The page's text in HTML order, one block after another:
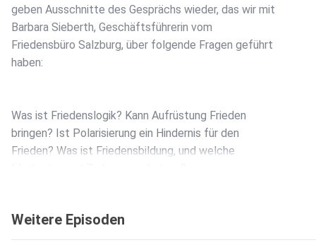
geben Ausschnitte des Gesprächs wieder, das wir mit
Barbara Sieberth, Geschäftsführerin vom
Friedensbüro Salzburg, über folgende Fragen geführt
haben:
Was ist Friedenslogik? Kann Aufrüstung Frieden
bringen? Ist Polarisierung ein Hindernis für den
Frieden? Was ist Friedensbildung, und welche
ÖGPB-Projektförderung:
Weitere Episoden